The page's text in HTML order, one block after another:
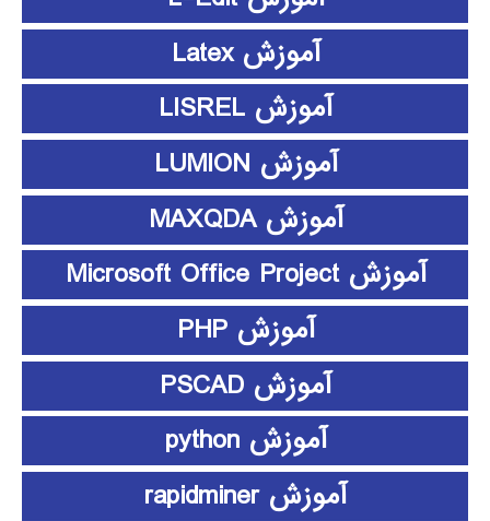
آموزش Latex
آموزش LISREL
آموزش LUMION
آموزش MAXQDA
آموزش Microsoft Office Project
آموزش PHP
آموزش PSCAD
آموزش python
آموزش rapidminer